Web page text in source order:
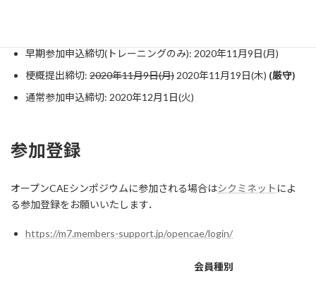
早期参加申込締切(トレーニングのみ): 2020年11月9日(月)
梗概提出締切: 2020年11月9日(月) 2020年11月19日(木) (厳守)
通常参加申込締切: 2020年12月1日(火)
参加登録
オープンCAEシンポジウムに参加される場合はシクミネット によ
る参加登録をお願いいたします．
https://m7.members-support.jp/opencae/login/
会員種別